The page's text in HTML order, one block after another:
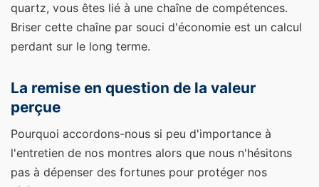
quartz, vous êtes lié à une chaîne de compétences.
Briser cette chaîne par souci d'économie est un calcul
perdant sur le long terme.
La remise en question de la valeur
perçue
Pourquoi accordons-nous si peu d'importance à
l'entretien de nos montres alors que nous n'hésitons
pas à dépenser des fortunes pour protéger nos